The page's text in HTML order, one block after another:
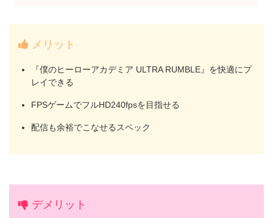
メリット
『僕のヒーローアカデミア ULTRA RUMBLE』を快適にプ
レイできる
FPSゲームでフルHD240fpsを目指せる
配信も余裕でこなせるスペック
デメリット